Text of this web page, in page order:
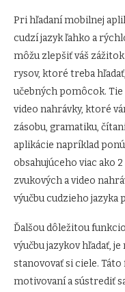
Pri hľadaní mobilnej
cudzí jazyk ľahko a
môžu zlepšiť váš
rysov, ktoré treba
učebných pomôcok.
video nahrávky, ktoré
zásobu, gramatiku,
aplikácie napríklad
obsahujúceho viac ako
zvukových a video
výučbu cudzieho jazyka
Ďalšou dôležitou
výučbu jazykov hľadať,
stanovovať si ciele.
motivovaní a sústrediť